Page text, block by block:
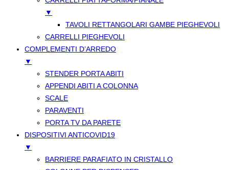
▼
TAVOLI RETTANGOLARI GAMBE PIEGHEVOLI
CARRELLI PIEGHEVOLI
COMPLEMENTI D’ARREDO
▼
STENDER PORTA ABITI
APPENDI ABITI A COLONNA
SCALE
PARAVENTI
PORTA TV DA PARETE
DISPOSITIVI ANTICOVID19
▼
BARRIERE PARAFIATO IN CRISTALLO